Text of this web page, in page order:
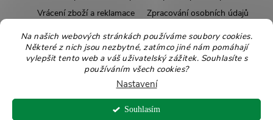
Na našich webových stránkách používáme soubory cookies.
Některé z nich jsou nezbytné, zatímco jiné nám pomáhají
vylepšit tento web a váš uživatelský zážitek. Souhlasíte s
používáním všech cookies?
Nastavení
Souhlasím
á
Vrácení zboží a reklamace
Zpracování osobních údajů
Pravidla soutěží
Affiliate program
Recepty
Pro nové dodavatele
Ekologické balení Moje objednávka
Copyright 2026Zdravoslav. Všechna práva vyhrazena.Upravit nastavení
cookies